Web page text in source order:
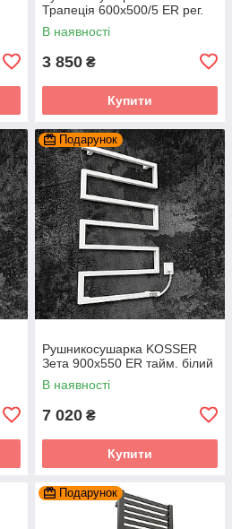
Трапеція 600х500/5 ER рег.
В наявності
3 850 ₴
Купити
Подарунок
Рушникосушарка KOSSER
Зета 900х550 ER тайм. білий
В наявності
7 020 ₴
Купити
Подарунок